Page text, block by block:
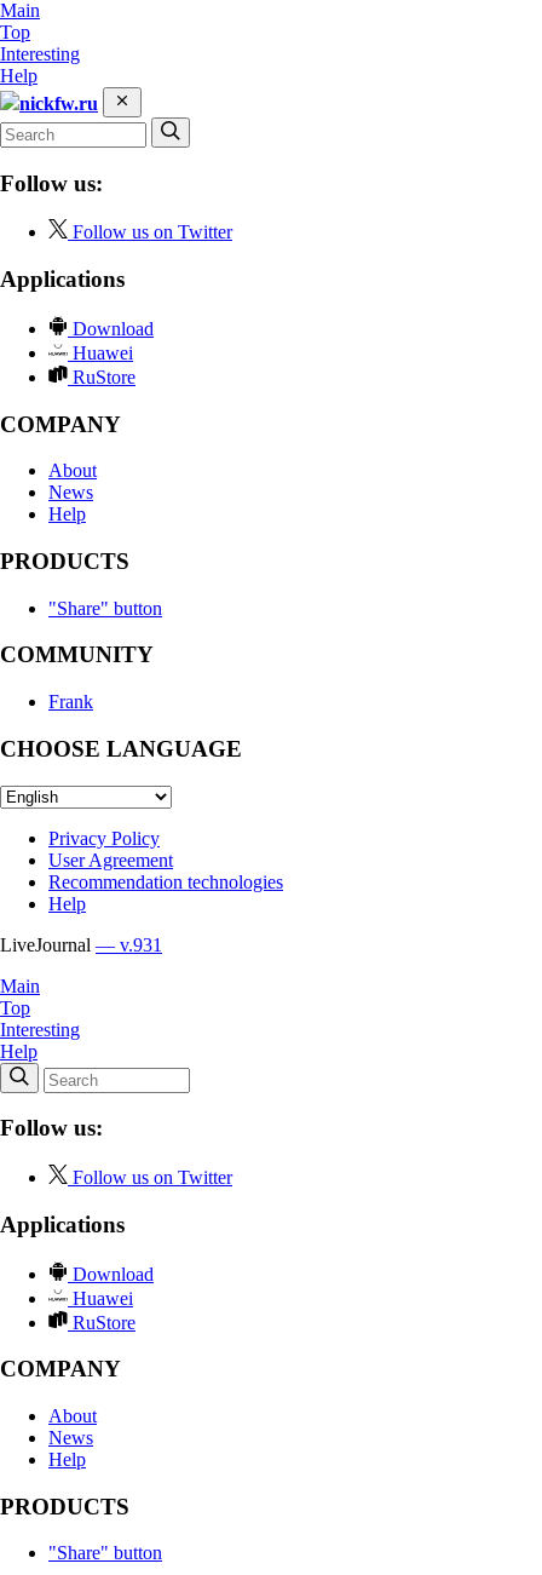
Main
Top
Interesting
Help
nickfw.ru
Follow us:
Follow us on Twitter
Applications
Download
Huawei
RuStore
COMPANY
About
News
Help
PRODUCTS
"Share" button
COMMUNITY
Frank
CHOOSE LANGUAGE
Privacy Policy
User Agreement
Recommendation technologies
Help
LiveJournal — v.931
Main
Top
Interesting
Help
Follow us:
Follow us on Twitter
Applications
Download
Huawei
RuStore
COMPANY
About
News
Help
PRODUCTS
"Share" button